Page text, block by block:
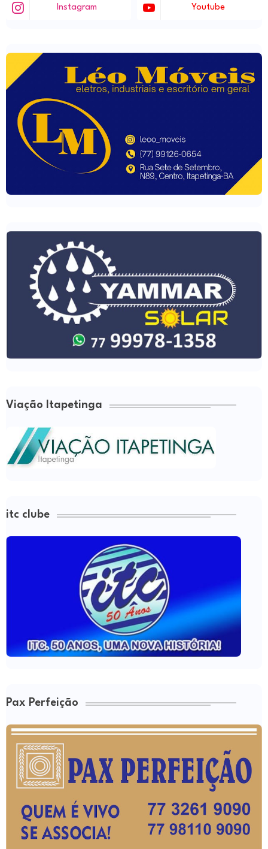
Instagram Youtube
Viação Itapetinga
itc clube
Pax Perfeição